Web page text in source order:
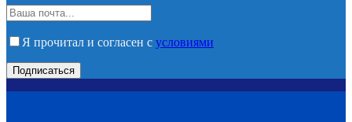
Я прочитал и согласен с условиями